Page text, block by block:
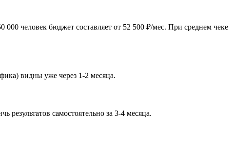
человек бюджет составляет от 52 500 ₽/мес. При среднем чеке
видны уже через 1-2 месяца.
самостоятельно за 3-4 месяца.